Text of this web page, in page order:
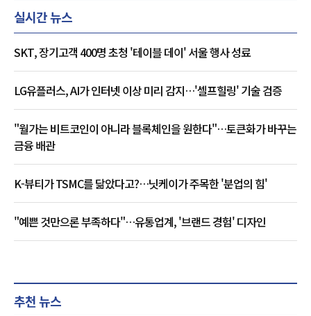
실시간 뉴스
SKT, 장기고객 400명 초청 '테이블 데이' 서울 행사 성료
LG유플러스, AI가 인터넷 이상 미리 감지…'셀프힐링' 기술 검증
"월가는 비트코인이 아니라 블록체인을 원한다"…토큰화가 바꾸는
금융 배관
K-뷰티가 TSMC를 닮았다고?…닛케이가 주목한 '분업의 힘'
"예쁜 것만으론 부족하다"…유통업계, '브랜드 경험' 디자인
추천 뉴스